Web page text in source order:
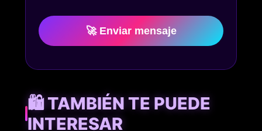
🚀 Enviar mensaje
🛍️ TAMBIÉN TE PUEDE
INTERESAR